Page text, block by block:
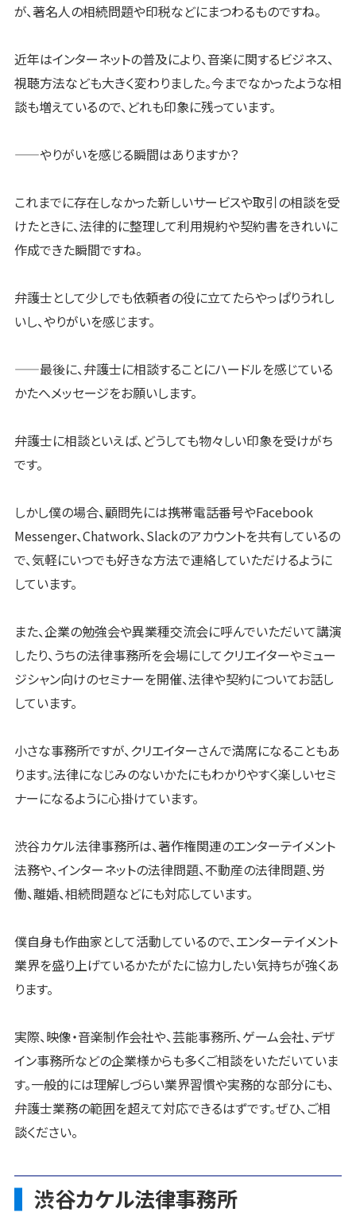
が、著名人の相続問題や印税などにまつわるものですね。
近年はインターネットの普及により、音楽に関するビジネス、
視聴方法なども大きく変わりました。今までなかったような相
談も増えているので、どれも印象に残っています。
——やりがいを感じる瞬間はありますか？
これまでに存在しなかった新しいサービスや取引の相談を受
けたときに、法律的に整理して利用規約や契約書をきれいに
作成できた瞬間ですね。
弁護士として少しでも依頼者の役に立てたらやっぱりうれし
いし、やりがいを感じます。
——最後に、弁護士に相談することにハードルを感じている
かたへメッセージをお願いします。
弁護士に相談といえば、どうしても物々しい印象を受けがち
です。
しかし僕の場合、顧問先には携帯電話番号やFacebook
Messenger、Chatwork、Slackのアカウントを共有しているの
で、気軽にいつでも好きな方法で連絡していただけるように
しています。
また、企業の勉強会や異業種交流会に呼んでいただいて講演
したり、うちの法律事務所を会場にしてクリエイターやミュー
ジシャン向けのセミナーを開催、法律や契約についてお話し
しています。
小さな事務所ですが、クリエイターさんで満席になることもあ
ります。法律になじみのないかたにもわかりやすく楽しいセミ
ナーになるように心掛けています。
渋谷カケル法律事務所は、著作権関連のエンターテイメント
法務や、インターネットの法律問題、不動産の法律問題、労
働、離婚、相続問題などにも対応しています。
僕自身も作曲家として活動しているので、エンターテイメント
業界を盛り上げているかたがたに協力したい気持ちが強くあ
ります。
実際、映像・音楽制作会社や、芸能事務所、ゲーム会社、デザ
イン事務所などの企業様からも多くご相談をいただいていま
す。一般的には理解しづらい業界習慣や実務的な部分にも、
弁護士業務の範囲を超えて対応できるはずです。ぜひ、ご相
談ください。
渋谷カケル法律事務所